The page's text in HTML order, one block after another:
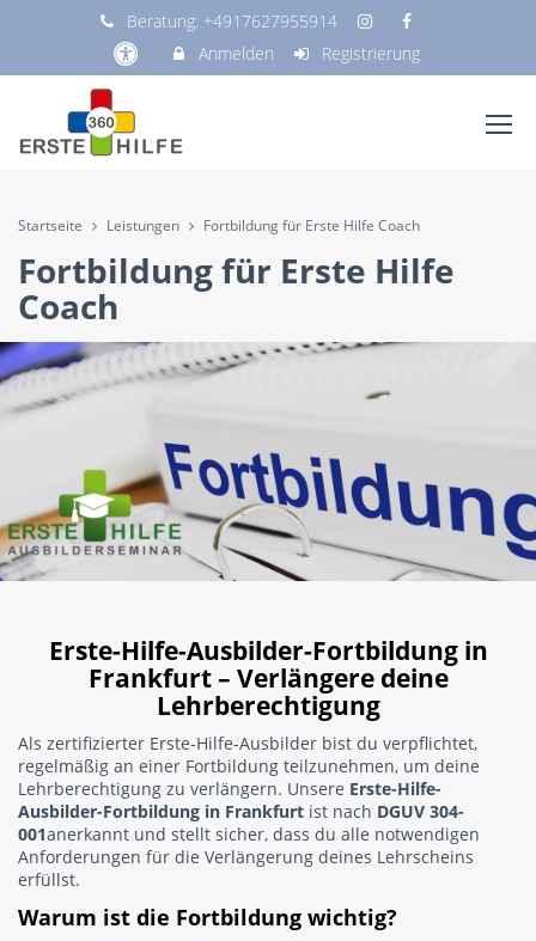
Beratung: +4917627955914
Anmelden
Registrierung
Startseite Leistungen Fortbildung für Erste Hilfe Coach
Fortbildung für Erste Hilfe
Coach
Erste-Hilfe-Ausbilder-Fortbildung in
Frankfurt – Verlängere deine
Lehrberechtigung
Als zertifizierter Erste-Hilfe-Ausbilder bist du verpflichtet,
regelmäßig an einer Fortbildung teilzunehmen, um deine
Lehrberechtigung zu verlängern. Unsere Erste-Hilfe-
Ausbilder-Fortbildung in Frankfurt ist nach DGUV 304-
001anerkannt und stellt sicher, dass du alle notwendigen
Anforderungen für die Verlängerung deines Lehrscheins
erfüllst.
Warum ist die Fortbildung wichtig?